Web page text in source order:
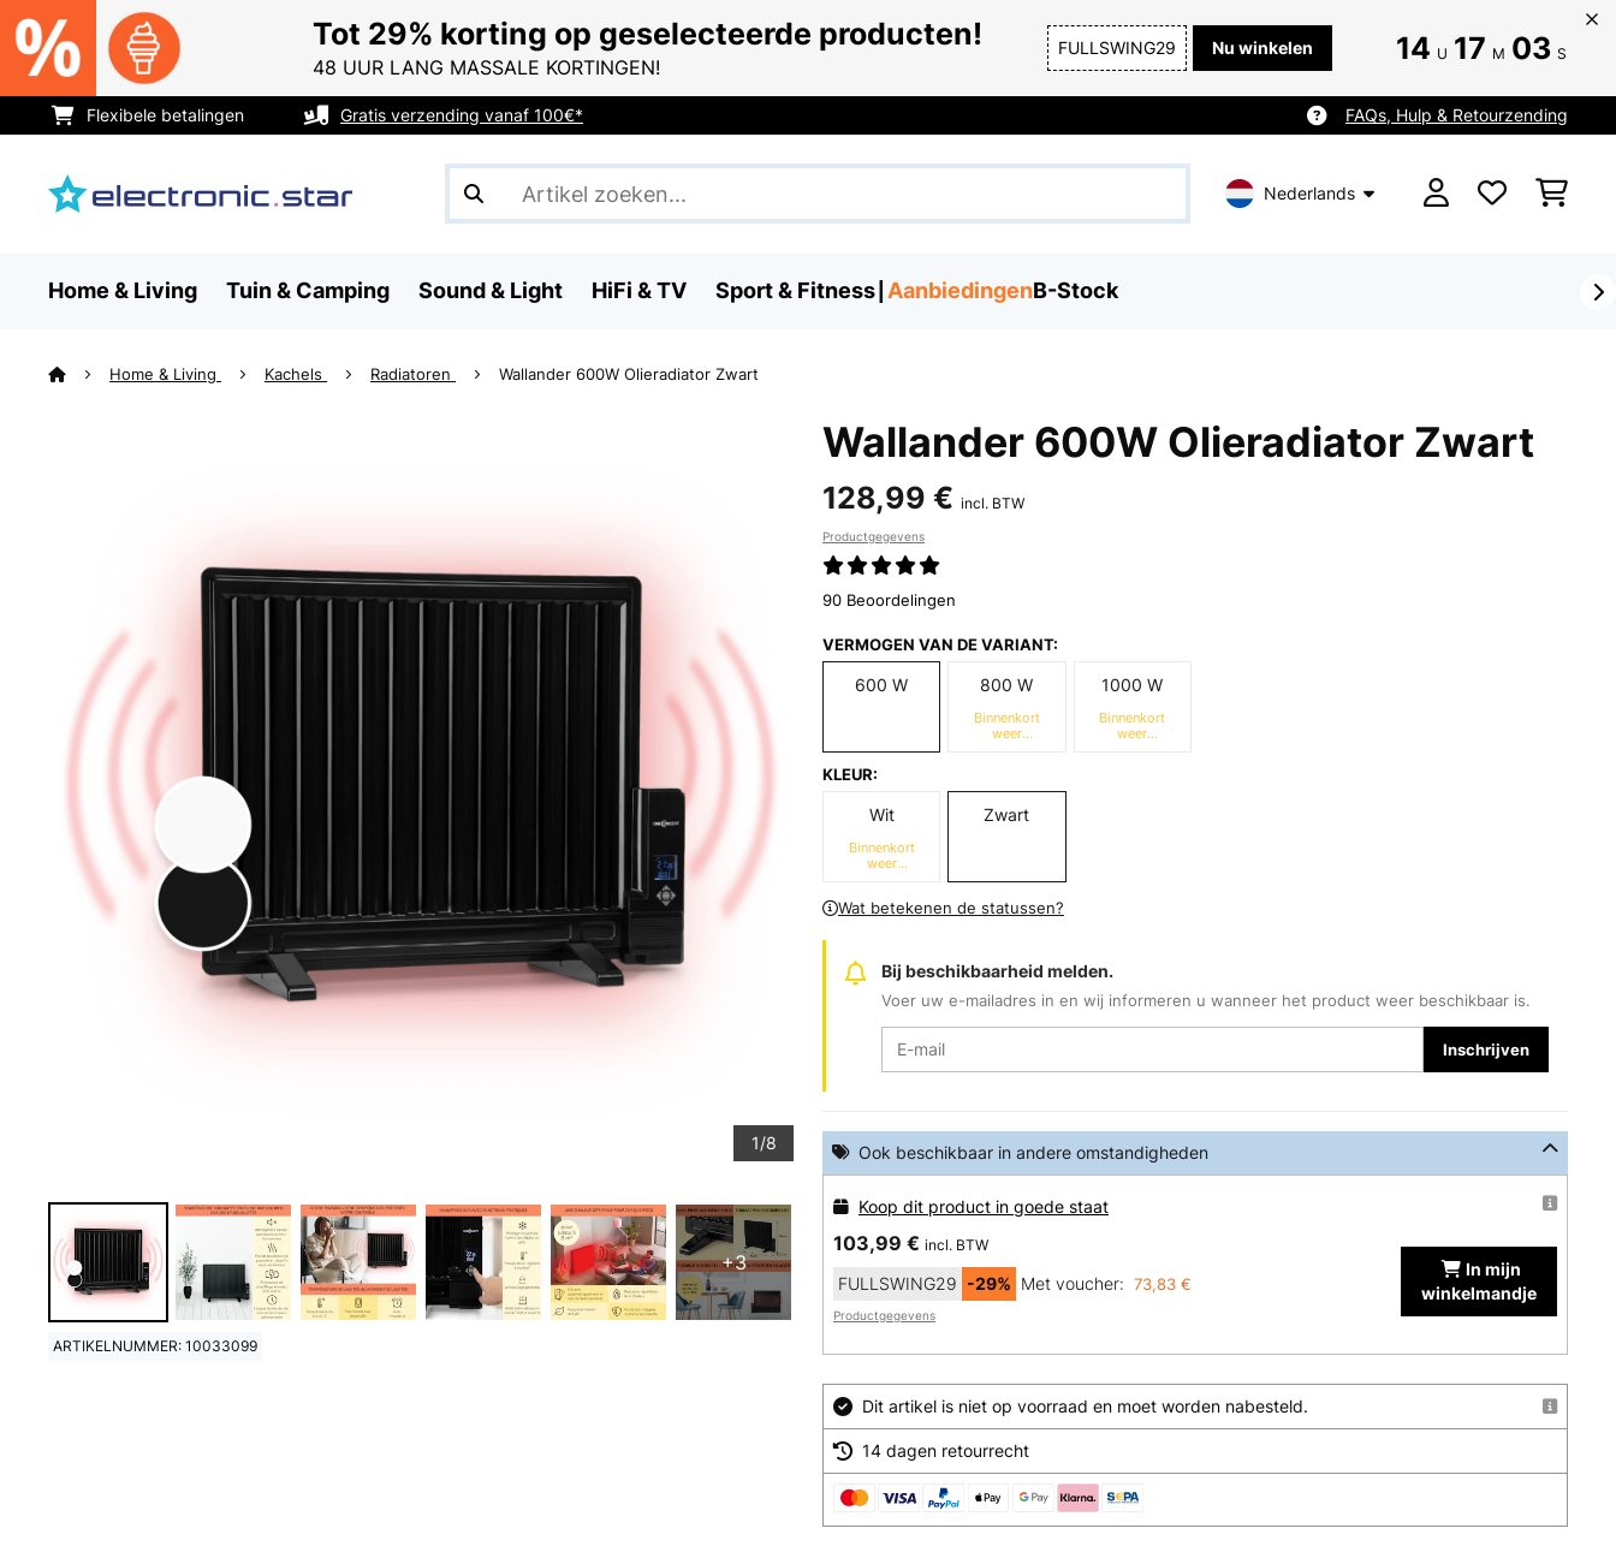
Tot 29% korting op geselecteerde producten!
48 UUR LANG MASSALE KORTINGEN!
FULLSWING29 Nu winkelen 14 U 17 M 03 S
Flexibele betalingen Gratis verzending vanaf 100€* FAQs, Hulp & Retourzending
Nederlands
Home & Living Tuin & Camping Sound & Light HiFi & TV Sport & Fitness AanbiedingenB-Stock
Home & Living Kachels Radiatoren Wallander 600W Olieradiator Zwart
1/8
+3
ARTIKELNUMMER: 10033099
Wallander 600W Olieradiator Zwart
128,99 € incl. BTW
Productgegevens
90 Beoordelingen
VERMOGEN VAN DE VARIANT:
600 W 800 W
Binnenkort
weer
1000 W
Binnenkort
weer
KLEUR:
Wit
Binnenkort
weer
Zwart
Wat betekenen de statussen?
Bij beschikbaarheid melden.
Voer uw e-mailadres in en wij informeren u wanneer het product weer beschikbaar is.
Inschrijven
Ook beschikbaar in andere omstandigheden
Koop dit product in goede staat
103,99 € incl. BTW
FULLSWING29 -29% Met voucher: 73,83 €
Productgegevens
In mijn
winkelmandje
Dit artikel is niet op voorraad en moet worden nabesteld.
14 dagen retourrecht